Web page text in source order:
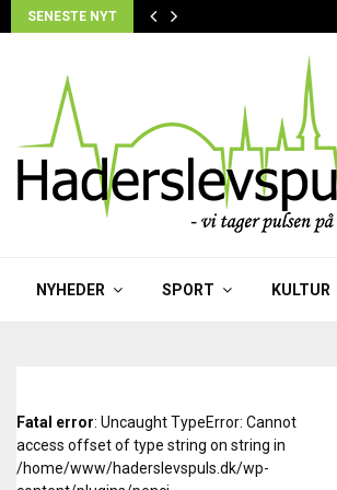
SENESTE NYT
NYHEDER SPORT KULTUR
Fatal error: Uncaught TypeError: Cannot
access offset of type string on string in
/home/www/haderslevspuls.dk/wp-